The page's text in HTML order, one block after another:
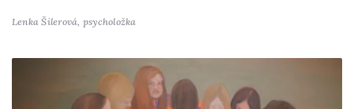
Lenka Šilerová, psycholožka